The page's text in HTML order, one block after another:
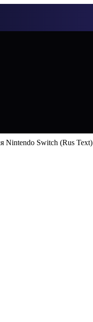
Nintendo Switch (Rus Text)